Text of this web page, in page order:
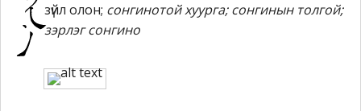
Татах
Логин
зүйл олон; сонгинотой хуурга; сонгинын толгой;
зэрлэг сонгино